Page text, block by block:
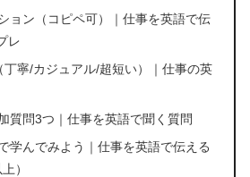
ョン（コピペ可）｜仕事を英語で伝
レ
丁寧/カジュアル/超短い）｜仕事の英
質問3つ｜仕事を英語で聞く質問
学んでみよう｜仕事を英語で伝える
）